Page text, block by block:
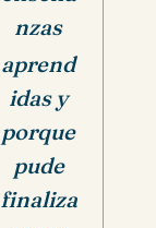
nzas
aprend
idas y
porque
pude
finaliza